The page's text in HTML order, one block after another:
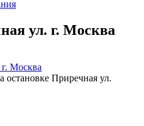
ул. г. Москва
г. Москва
остановке Приречная ул.